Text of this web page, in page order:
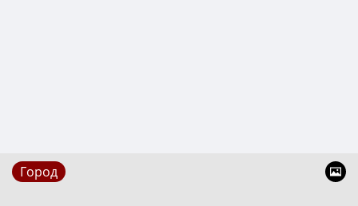
Город